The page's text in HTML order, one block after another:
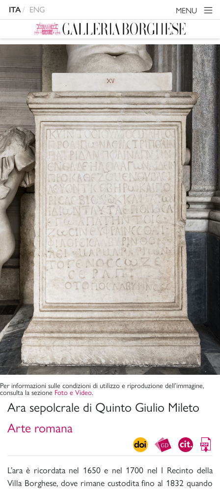
ITA ENG MENU
Ara sepolcrale di Quinto Giulio Mileto
Arte romana
L’ara è ricordata nel 1650 e nel 1700 nel I Recinto della
Villa Borghese, dove rimane custodita fino al 1832 quando
Per informazioni sulle condizioni di utilizzo e riproduzione dell’immagine,
consulta la sezione Foto e Video.